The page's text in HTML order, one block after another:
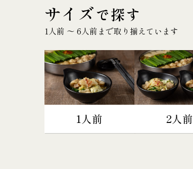
サイズで探す
1人前 〜 6人前まで取り揃えています
1人前 2人前